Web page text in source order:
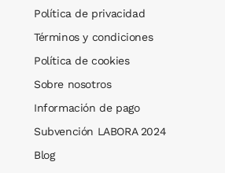
Política de privacidad
Términos y condiciones
Política de cookies
Sobre nosotros
Información de pago
Subvención LABORA 2024
Blog